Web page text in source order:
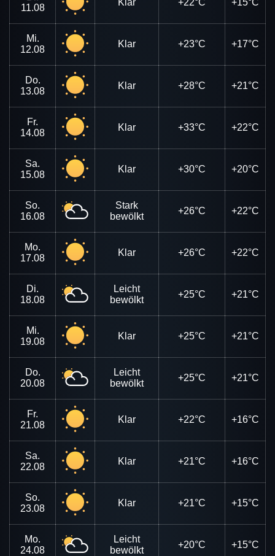
11.08
Mi.
12.08
Klar +23°C +17°C
Do.
13.08
Klar +28°C +21°C
Fr.
14.08
Klar +33°C +22°C
Sa.
15.08
Klar +30°C +20°C
So.
16.08
Stark
bewölkt
+26°C +22°C
Mo.
17.08
Klar +26°C +22°C
Di.
18.08
Leicht
bewölkt
+25°C +21°C
Mi.
19.08
Klar +25°C +21°C
Do.
20.08
Leicht
bewölkt
+25°C +21°C
Fr.
21.08
Klar +22°C +16°C
Sa.
22.08
Klar +21°C +16°C
So.
23.08
Klar +21°C +15°C
Mo.
24.08
Leicht
bewölkt
+20°C +15°C